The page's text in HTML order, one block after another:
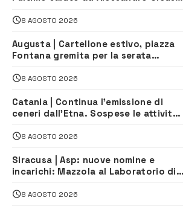
8 AGOSTO 2026
Augusta | Cartellone estivo, piazza
Fontana gremita per la serata
8 AGOSTO 2026
Catania | Continua l’emissione di
ceneri dall’Etna. Sospese le attività
8 AGOSTO 2026
Siracusa | Asp: nuove nomine e
incarichi: Mazzola al Laboratorio di
Servizio Legale
8 AGOSTO 2026